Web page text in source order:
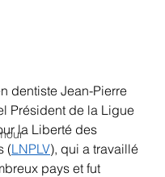
dentiste Jean-Pierre
Président de la Ligue
la Liberté des
(LNPLV), qui a travaillé
pays et fut